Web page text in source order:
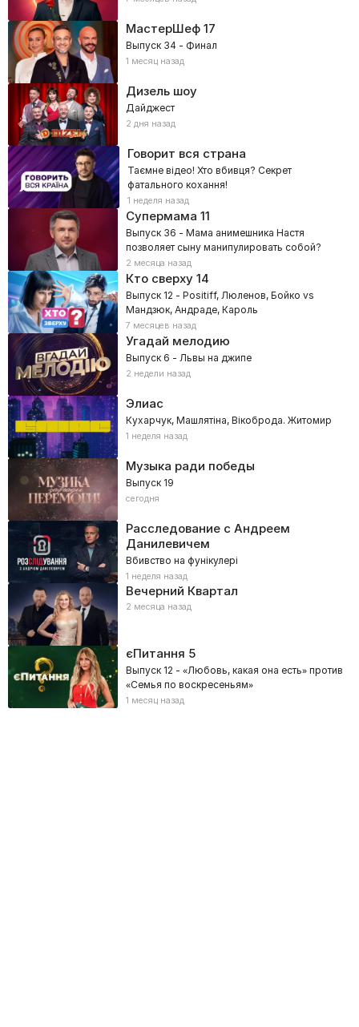
МастерШеф17
Выпуск 34 - Финал
1 месяц назад
Дизель шоу
Дайджест
2 дня назад
Говорит вся страна
Таємне відео! Хто вбивця? Секрет
фатального кохання!
1 неделя назад
Супермама 11
Выпуск 36 - Мама анимешника Настя
позволяет сыну манипулировать собой?
2 месяца назад
Кто сверху14
Выпуск 12 - Positiff, Люленов, Бойко vs
Мандзюк, Андраде, Кароль
7 месяцев назад
Угадай мелодию
Выпуск 6 - Львы на джипе
2 недели назад
Элиас
Кухарчук, Машлятіна, Вікоброда. Житомир
1 неделя назад
Музыка ради победы
Выпуск 19
сегодня
Расследование с Андреем
Данилевичем
Вбивство на фунікулері
1 неделя назад
Вечерний Квартал
2 месяца назад
єПитання 5
Выпуск 12 - «Любовь, какая она есть» против
«Семья по воскресеньям»
1 месяц назад